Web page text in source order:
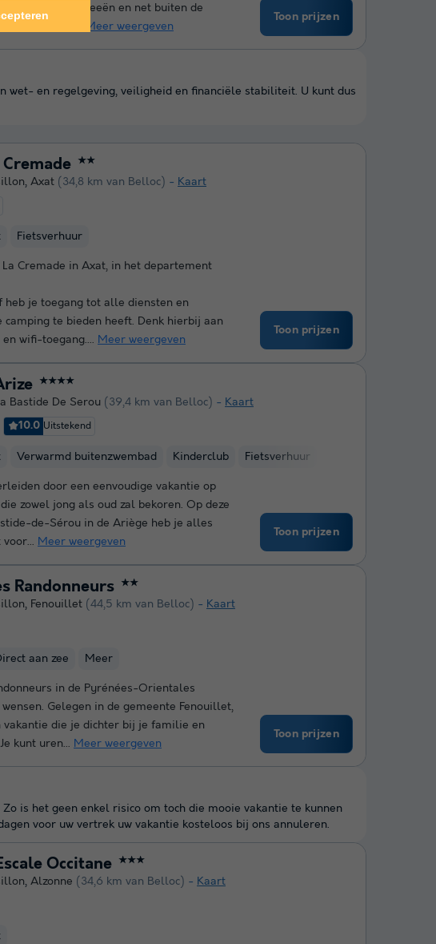
Vlakbij de Pyreneeën en net buiten de
viert u...
Meer weergeven
Toon prijzen
★★
, Axat (34,8 km van Belloc)
Kaart
Fietsverhuur
Cremade in Axat, in het departement
heb je toegang tot alle diensten en
te bieden heeft. Denk hierbij aan
wifi-toegang.... Meer weergeven
Toon prijzen
★★★★
Bastide De Serou (39,4 km van Belloc) Kaart
10.0 Uitstekend
Verwarmd buitenzwembad Kinderclub Fietsverhuur
door een eenvoudige vakantie op
zowel jong als oud zal bekoren. Op deze
de-Sérou in de Ariège heb je alles
Meer weergeven
Toon prijzen
Randonneurs ★★
, Fenouillet (44,5 km van Belloc)
Kaart
aan zee Meer
in de Pyrénées-Orientales
Gelegen in de gemeente Fenouillet,
vakantie die je dichter bij je familie en
kunt uren... Meer weergeven
Toon prijzen
Occitane ★★★
, Alzonne (34,6 km van Belloc)
Kaart
wet- en regelgeving, veiligheid en financiële stabiliteit. U kunt dus
is het geen enkel risico om toch die mooie vakantie te kunnen
voor uw vertrek uw vakantie kosteloos bij ons annuleren.